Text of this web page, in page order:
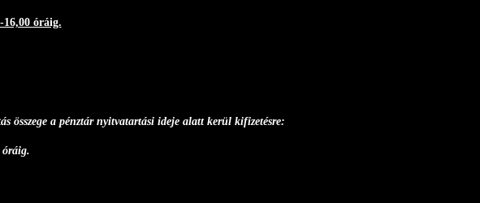
óráig.
összege a pénztár nyitvatartási ideje alatt kerül kifizetésre:
óráig.